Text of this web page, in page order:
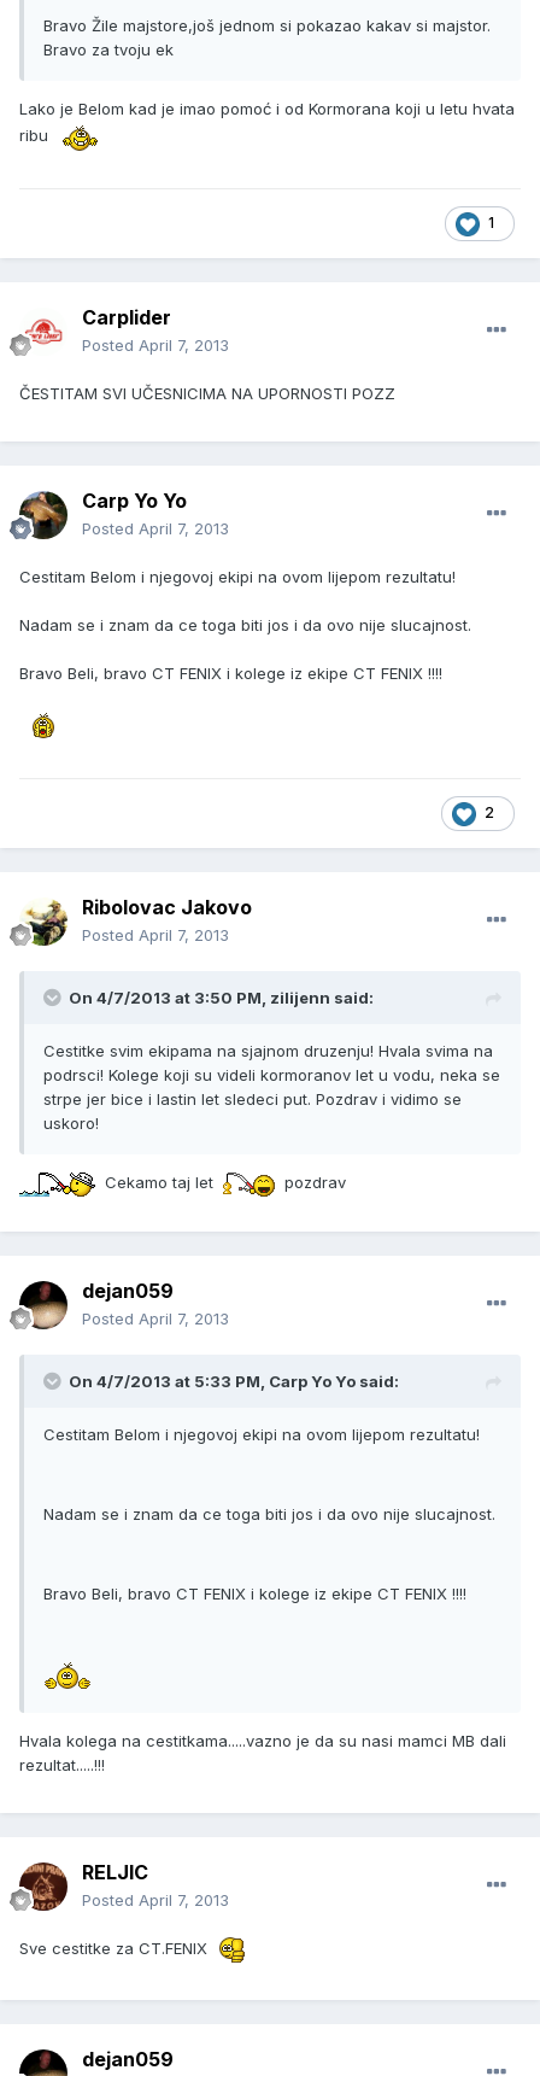
Bravo Žile majstore,još jednom si pokazao kakav si majstor.
Bravo za tvoju ek
Lako je Belom kad je imao pomoć i od Kormorana koji u letu hvata
ribu
1
Carplider
Posted April 7, 2013
ČESTITAM SVI UČESNICIMA NA UPORNOSTI POZZ
Carp Yo Yo
Posted April 7, 2013
Cestitam Belom i njegovoj ekipi na ovom lijepom rezultatu!
Nadam se i znam da ce toga biti jos i da ovo nije slucajnost.
Bravo Beli, bravo CT FENIX i kolege iz ekipe CT FENIX !!!!
2
Ribolovac Jakovo
Posted April 7, 2013
On 4/7/2013 at 3:50 PM, zilijenn said:
Cestitke svim ekipama na sjajnom druzenju! Hvala svima na
podrsci! Kolege koji su videli kormoranov let u vodu, neka se
strpe jer bice i lastin let sledeci put. Pozdrav i vidimo se
uskoro!
Cekamo taj let pozdrav
dejan059
Posted April 7, 2013
On 4/7/2013 at 5:33 PM, Carp Yo Yo said:
Cestitam Belom i njegovoj ekipi na ovom lijepom rezultatu!
Nadam se i znam da ce toga biti jos i da ovo nije slucajnost.
Bravo Beli, bravo CT FENIX i kolege iz ekipe CT FENIX !!!!
Hvala kolega na cestitkama.....vazno je da su nasi mamci MB dali
rezultat.....!!!
RELJIC
Posted April 7, 2013
Sve cestitke za CT.FENIX
dejan059